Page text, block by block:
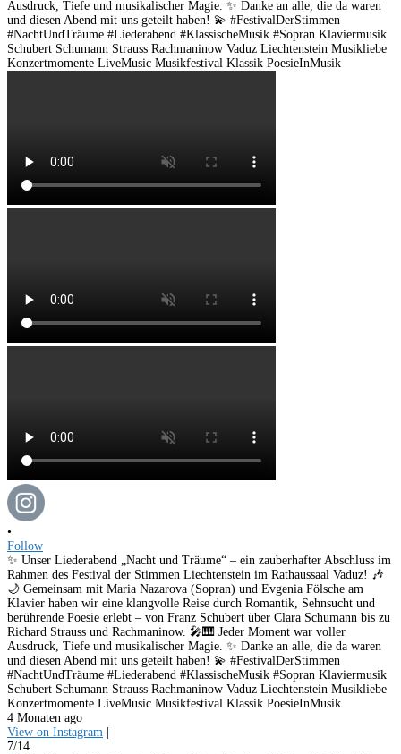
•
Follow
✨ Unser Liederabend „Nacht und Träume“ – ein zauberhafter Abschluss im
Rahmen des Festival der Stimmen Liechtenstein im Rathaussaal Vaduz! 🎶
🌙 Gemeinsam mit Maria Nazarova (Sopran) und Evgenia Fölsche am
Klavier haben wir eine klangvolle Reise durch Romantik, Sehnsucht und
berührende Poesie erlebt – von Franz Schubert über Clara Schumann bis zu
Richard Strauss und Rachmaninow. 🎤🎹 Jeder Moment war voller
Ausdruck, Tiefe und musikalischer Magie. ✨ Danke an alle, die da waren
und diesen Abend mit uns geteilt haben! 💫 #FestivalDerStimmen
#NachtUndTräume #Liederabend #KlassischeMusik #Sopran Klaviermusik
Schubert Schumann Strauss Rachmaninow Vaduz Liechtenstein Musikliebe
Konzertmomente LiveMusic Musikfestival Klassik PoesieInMusik
4 Monaten ago
View on Instagram |
7/14